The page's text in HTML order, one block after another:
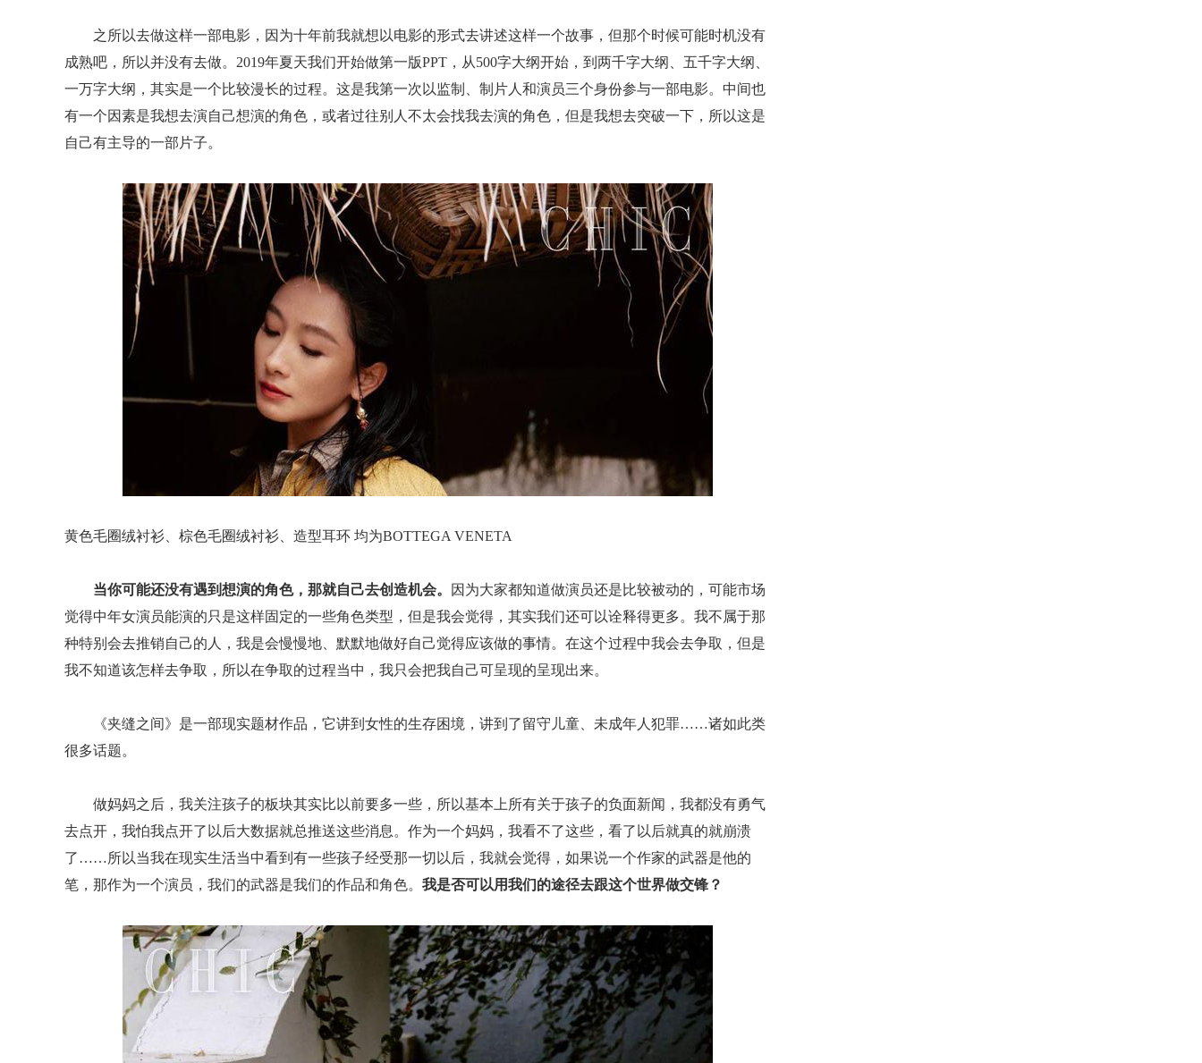
之所以去做这样一部电影，因为十年前我就想以电影的形式去讲述这样一个故事，但那个时候可能时机没有
成熟吧，所以并没有去做。2019年夏天我们开始做第一版PPT，从500字大纲开始，到两千字大纲、五千字大纲、
一万字大纲，其实是一个比较漫长的过程。这是我第一次以监制、制片人和演员三个身份参与一部电影。中间也
有一个因素是我想去演自己想演的角色，或者过往别人不太会找我去演的角色，但是我想去突破一下，所以这是
自己有主导的一部片子。
黄色毛圈绒衬衫、棕色毛圈绒衬衫、造型耳环 均为BOTTEGA VENETA
当你可能还没有遇到想演的角色，那就自己去创造机会。
因为大家都知道做演员还是比较被动的，可能市场
觉得中年女演员能演的只是这样固定的一些角色类型，但是我会觉得，其实我们还可以诠释得更多。我不属于那
种特别会去推销自己的人，我是会慢慢地、默默地做好自己觉得应该做的事情。在这个过程中我会去争取，但是
我不知道该怎样去争取，所以在争取的过程当中，我只会把我自己可呈现的呈现出来。
《夹缝之间》是一部现实题材作品，它讲到女性的生存困境，讲到了留守儿童、未成年人犯罪……诸如此类
很多话题。
做妈妈之后，我关注孩子的板块其实比以前要多一些，所以基本上所有关于孩子的负面新闻，我都没有勇气
去点开，我怕我点开了以后大数据就总推送这些消息。作为一个妈妈，我看不了这些，看了以后就真的就崩溃
了……所以当我在现实生活当中看到有一些孩子经受那一切以后，我就会觉得，如果说一个作家的武器是他的
笔，那作为一个演员，我们的武器是我们的作品和角色。 我是否可以用我们的途径去跟这个世界做交锋？